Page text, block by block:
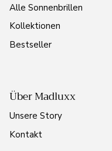
Alle Sonnenbrillen
Kollektionen
Bestseller
Über Madluxx
Unsere Story
Kontakt